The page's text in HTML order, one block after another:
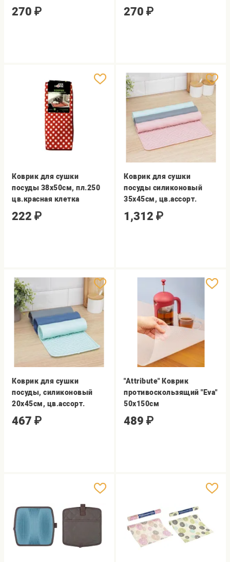
270 ₽ 270 ₽
Коврик для сушки
посуды 38х50см, пл.250
цв.красная клетка
222 ₽
Коврик для сушки
посуды силиконовый
35х45см, цв.ассорт.
1,312 ₽
Коврик для сушки
посуды, силиконовый
20х45см, цв.ассорт.
467 ₽
"Attribute" Коврик
противоскользящий "Eva"
50х150см
489 ₽